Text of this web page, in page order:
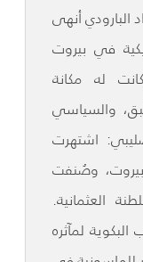
أنهى
في بيروت
له مكانة
والسياسي
اشتهرت
وصُنفت
العثمانية.
لمآثره